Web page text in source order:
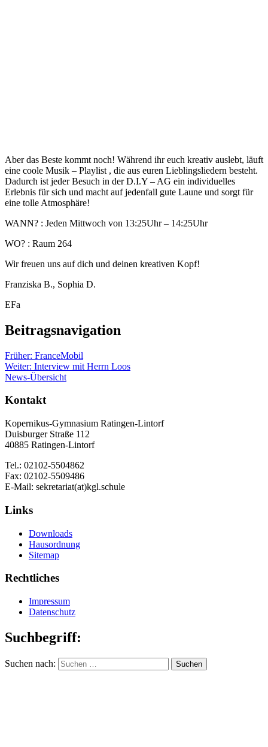
Aber das Beste kommt noch! Während ihr euch kreativ auslebt, läuft
eine coole Musik – Playlist , die aus euren Lieblingsliedern besteht.
Dadurch ist jeder Besuch in der D.I.Y – AG ein individuelles
Erlebnis für sich und macht auf jedenfall gute Laune und sorgt für
eine tolle Atmosphäre!
WANN? : Jeden Mittwoch von 13:25Uhr – 14:25Uhr
WO? : Raum 264
Wir freuen uns auf dich und deinen kreativen Kopf!
Franziska B., Sophia D.
EFa
Beitragsnavigation
Früher: FranceMobil
Weiter: Interview mit Herrn Loos
News-Übersicht
Kontakt
Kopernikus-Gymnasium Ratingen-Lintorf
Duisburger Straße 112
40885 Ratingen-Lintorf
Tel.: 02102-5504862
Fax: 02102-5509486
E-Mail: sekretariat(at)kgl.schule
Links
Downloads
Hausordnung
Sitemap
Rechtliches
Impressum
Datenschutz
Suchbegriff:
Suchen nach: